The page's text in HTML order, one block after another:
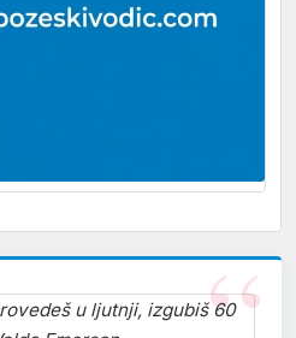
u ljutnji, izgubiš 60